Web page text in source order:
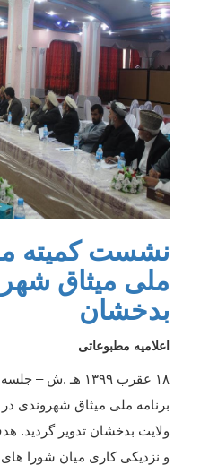
نشست کمیته
ملی میثاق
بدخشان
اعلامیه مطبوعاتی
عقرب ۱۳۹۹ هـ .ش –
برنامه ملی میثاق شهروندی
ولایت بدخشان تدویر گردید.
و نزدیکی کاری میان شورا های